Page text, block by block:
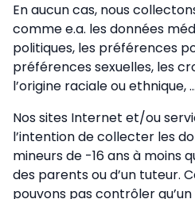
En aucun cas, nous
comme e.a. les données
politiques, les préférences
préférences sexuelles, les
l’origine raciale ou ethnique, ...
Nos sites Internet et/ou
l’intention de collecter les
mineurs de -16 ans à moins
des parents ou d’un tuteur.
pouvons pas contrôler